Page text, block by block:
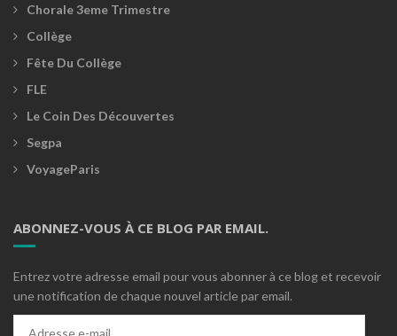
Chorale 3eme Trimestre
Collège
Fête Du Collège
FLE
Le Coin Des Découvertes
Segpa
VoyageParis
ABONNEZ-VOUS À CE BLOG PAR EMAIL.
Entrez votre adresse email pour vous abonner à ce blog et recevoir
une notification de chaque nouvel article par email.